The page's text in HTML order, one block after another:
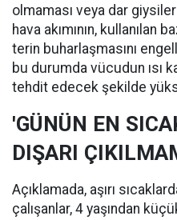
olmaması veya dar
hava akımının, kullanılan
terin buharlaşmasını
bu durumda vücudun ısı
tehdit edecek şekilde
'GÜNÜN EN
DIŞARI
Açıklamada, aşırı
çalışanlar, 4 yaşından